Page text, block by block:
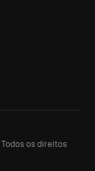
Todos os direitos